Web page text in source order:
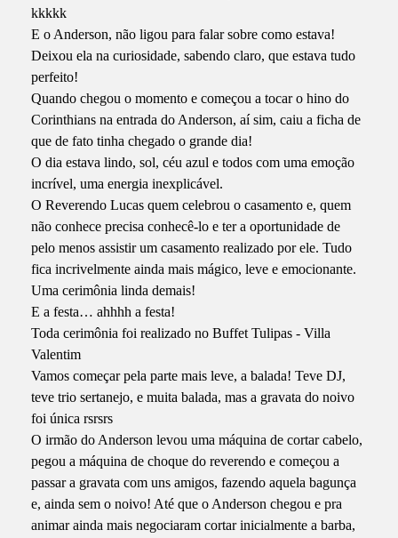
kkkkk
E o Anderson, não ligou para falar sobre como estava!
Deixou ela na curiosidade, sabendo claro, que estava tudo
perfeito!
Quando chegou o momento e começou a tocar o hino do
Corinthians na entrada do Anderson, aí sim, caiu a ficha de
que de fato tinha chegado o grande dia!
O dia estava lindo, sol, céu azul e todos com uma emoção
incrível, uma energia inexplicável.
O Reverendo Lucas quem celebrou o casamento e, quem
não conhece precisa conhecê-lo e ter a oportunidade de
pelo menos assistir um casamento realizado por ele. Tudo
fica incrivelmente ainda mais mágico, leve e emocionante.
Uma cerimônia linda demais!
E a festa… ahhhh a festa!
Toda cerimônia foi realizado no Buffet Tulipas - Villa
Valentim
Vamos começar pela parte mais leve, a balada! Teve DJ,
teve trio sertanejo, e muita balada, mas a gravata do noivo
foi única rsrsrs
O irmão do Anderson levou uma máquina de cortar cabelo,
pegou a máquina de choque do reverendo e começou a
passar a gravata com uns amigos, fazendo aquela bagunça
e, ainda sem o noivo! Até que o Anderson chegou e pra
animar ainda mais negociaram cortar inicialmente a barba,